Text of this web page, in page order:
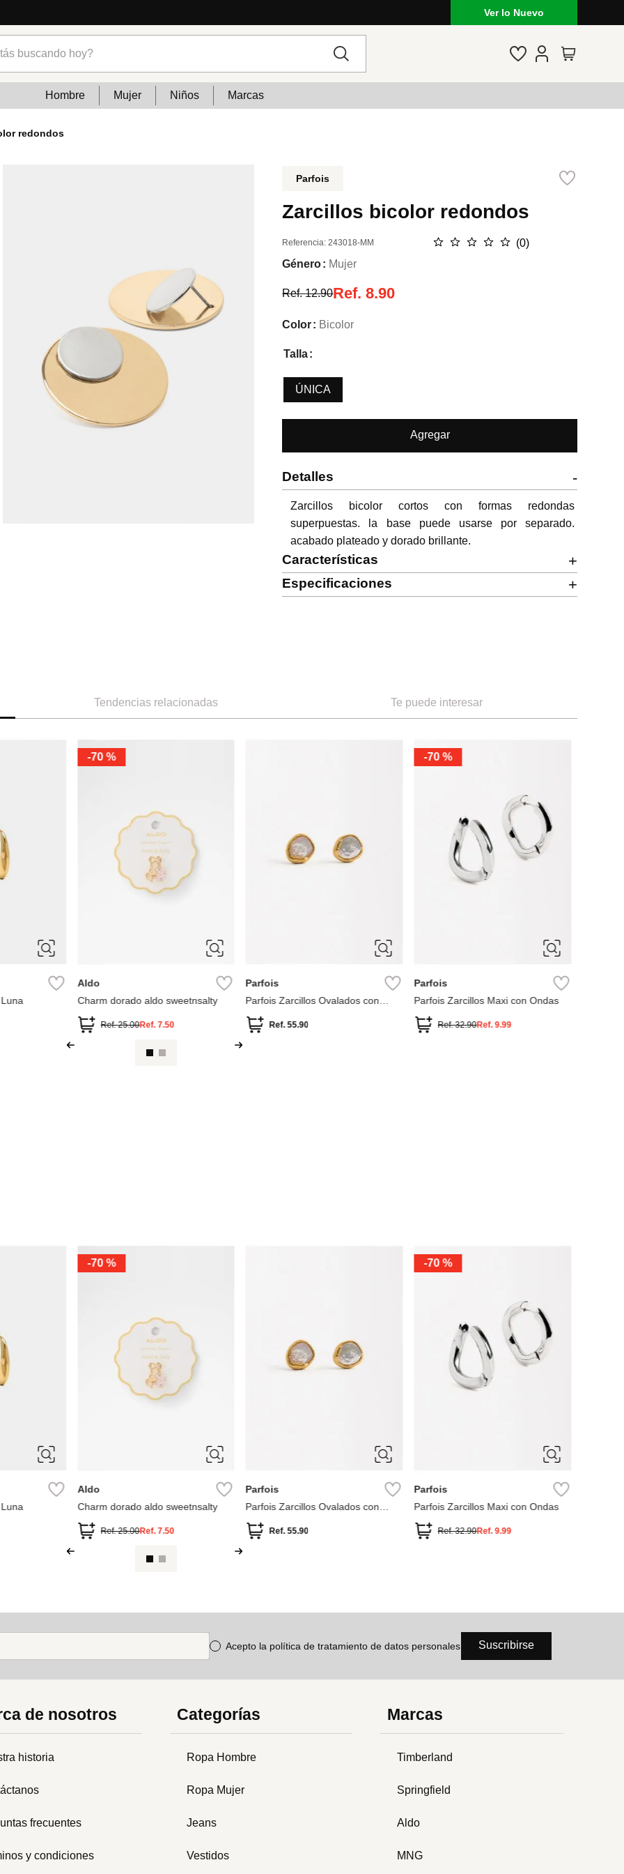
Ver lo Nuevo
Hombre Mujer Niños Marcas
redondos
Parfois
Zarcillos bicolor redondos
Referencia:243018-MM ☆ ☆ ☆ ☆ ☆ (0)
Género
Mujer
Ref.12.90Ref.8.90
Color Bicolor
Talla
ÚNICA
Agregar
Detalles -
Zarcillos bicolor cortos con formas redondas
superpuestas. la base puede usarse por separado.
acabado plateado y dorado brillante.
Características +
Especificaciones +
Tendencias relacionadas Te puede interesar
-70 %
Aldo
Charm dorado aldo sweetnsalty
Ref.25.00Ref.7.50
Parfois
Parfois Zarcillos Ovalados con
Ref.55.90
-70 %
Parfois
Parfois Zarcillos Maxi con Ondas
Ref.32.90Ref.9.99
-70 %
Aldo
Charm dorado aldo sweetnsalty
Ref.25.00Ref.7.50
Parfois
Parfois Zarcillos Ovalados con
Ref.55.90
-70 %
Parfois
Parfois Zarcillos Maxi con Ondas
Ref.32.90Ref.9.99
Acepto la política de tratamiento de datos personales Suscribirse
de nosotros
historia
frecuentes
y condiciones
Categorías
Ropa Hombre
Ropa Mujer
Jeans
Vestidos
Marcas
Timberland
Springfield
Aldo
MNG